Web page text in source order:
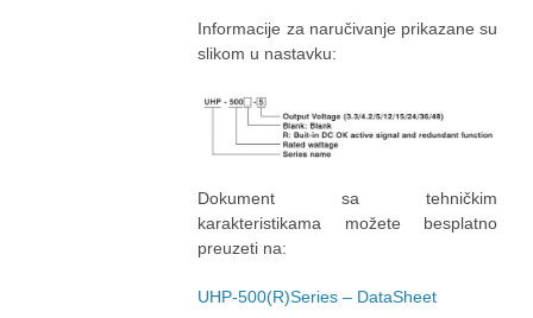
Informacije za naručivanje prikazane su
slikom u nastavku:
Dokument sa tehničkim
karakteristikama možete besplatno
preuzeti na:
UHP-500(R)Series – DataSheet